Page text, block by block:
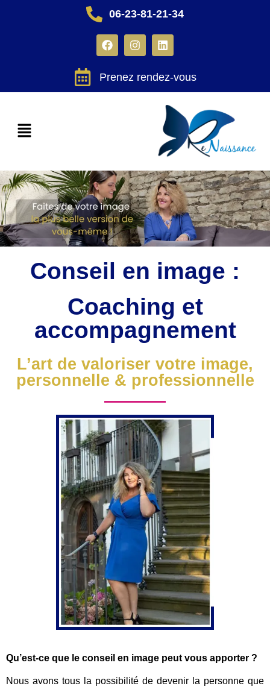
06-23-81-21-34
Prenez rendez-vous
Conseil en image :
Coaching et
accompagnement
L’art de valoriser votre image,
personnelle & professionnelle
Qu’est-ce que le conseil en image peut vous apporter ?
Nous avons tous la possibilité de devenir la personne que